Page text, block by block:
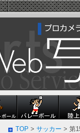
TOP > サッカー > 第